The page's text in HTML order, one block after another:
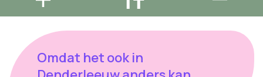
Omdat het ook in